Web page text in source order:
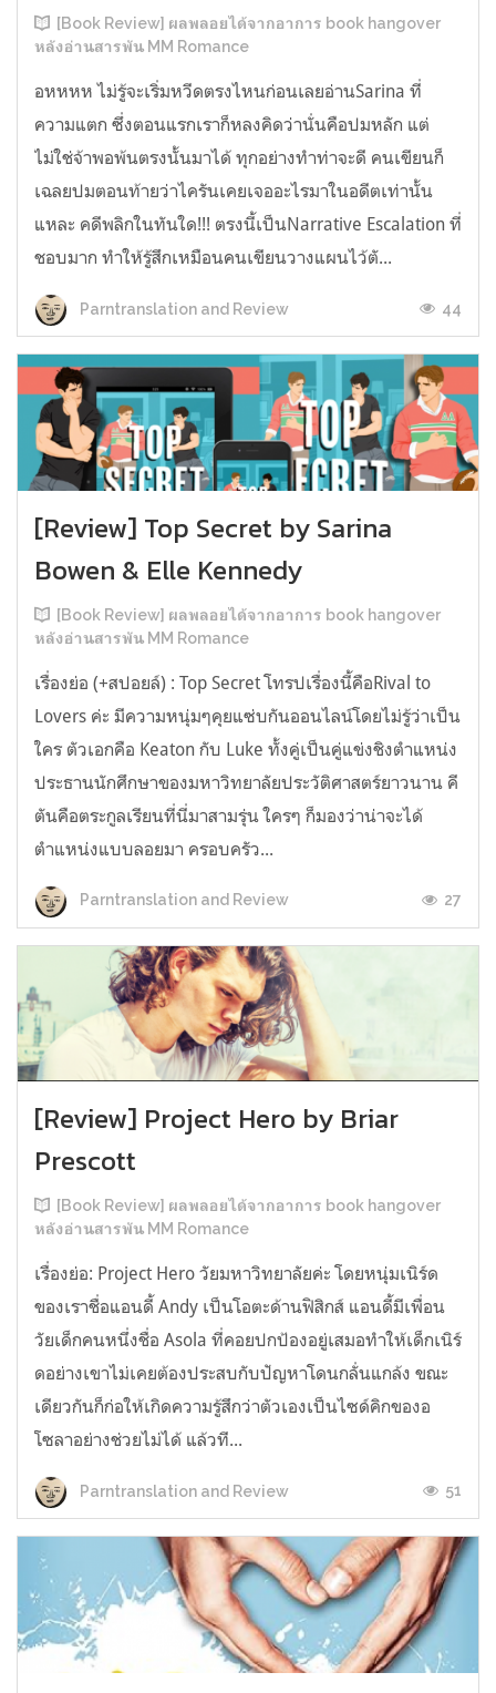
[Book Review] ผลพลอยได้จากอาการ book hangover
หลังอ่านสารพัน MM Romance
อหหหห ไม่รู้จะเริ่มหวีดตรงไหนก่อนเลยอ่านSarina ที่
ความแตก ซึ่งตอนแรกเราก็หลงคิดว่านั่นคือปมหลัก แต่
ไม่ใช่จ้าพอพ้นตรงนั้นมาได้ ทุกอย่างทำท่าจะดี คนเขียนก็
เฉลยปมตอนท้ายว่าไครันเคยเจออะไรมาในอดีตเท่านั้น
แหละ คดีพลิกในทันใด!!! ตรงนี้เป็นNarrative Escalation ที่
ชอบมาก ทำให้รู้สึกเหมือนคนเขียนวางแผนไว้ตั...
Parntranslation and Review 44
[Review] Top Secret by Sarina
Bowen & Elle Kennedy
[Book Review] ผลพลอยได้จากอาการ book hangover
หลังอ่านสารพัน MM Romance
เรื่องย่อ (+สปอยล์) : Top Secret โทรปเรื่องนี้คือRival to
Lovers ค่ะ มีความหนุ่มๆคุยแซ่บกันออนไลน์โดยไม่รู้ว่าเป็น
ใคร ตัวเอกคือ Keaton กับ Luke ทั้งคู่เป็นคู่แข่งชิงตำแหน่ง
ประธานนักศึกษาของมหาวิทยาลัยประวัติศาสตร์ยาวนาน คี
ตันคือตระกูลเรียนที่นี่มาสามรุ่น ใครๆ ก็มองว่าน่าจะได้
ตำแหน่งแบบลอยมา ครอบครัว...
Parntranslation and Review 27
[Review] Project Hero by Briar
Prescott
[Book Review] ผลพลอยได้จากอาการ book hangover
หลังอ่านสารพัน MM Romance
เรื่องย่อ: Project Hero วัยมหาวิทยาลัยค่ะ โดยหนุ่มเนิร์ด
ของเราชื่อแอนดี้ Andy เป็นโอตะด้านฟิสิกส์ แอนดี้มีเพื่อน
วัยเด็กคนหนึ่งชื่อ Asola ที่คอยปกป้องอยู่เสมอทำให้เด็กเนิร์
ดอย่างเขาไม่เคยต้องประสบกับปัญหาโดนกลั่นแกล้ง ขณะ
เดียวกันก็ก่อให้เกิดความรู้สึกว่าตัวเองเป็นไซด์คิกของอ
โซลาอย่างช่วยไม่ได้ แล้วที...
Parntranslation and Review 51